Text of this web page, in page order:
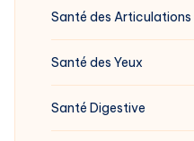
Santé des Articulations
Santé des Yeux
Santé Digestive